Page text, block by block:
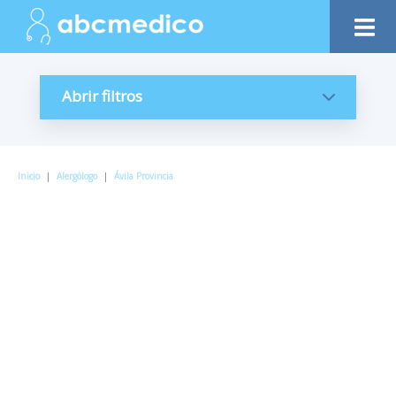
Abrir filtros
Inicio | Alergólogo | Ávila Provincia